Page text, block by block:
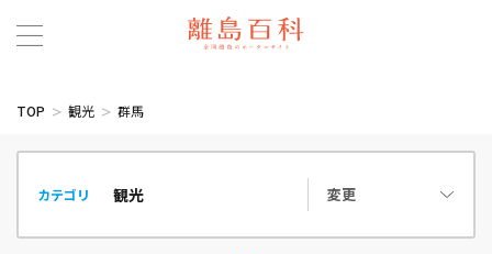
TOP 観光 群馬
カテゴリ 変更